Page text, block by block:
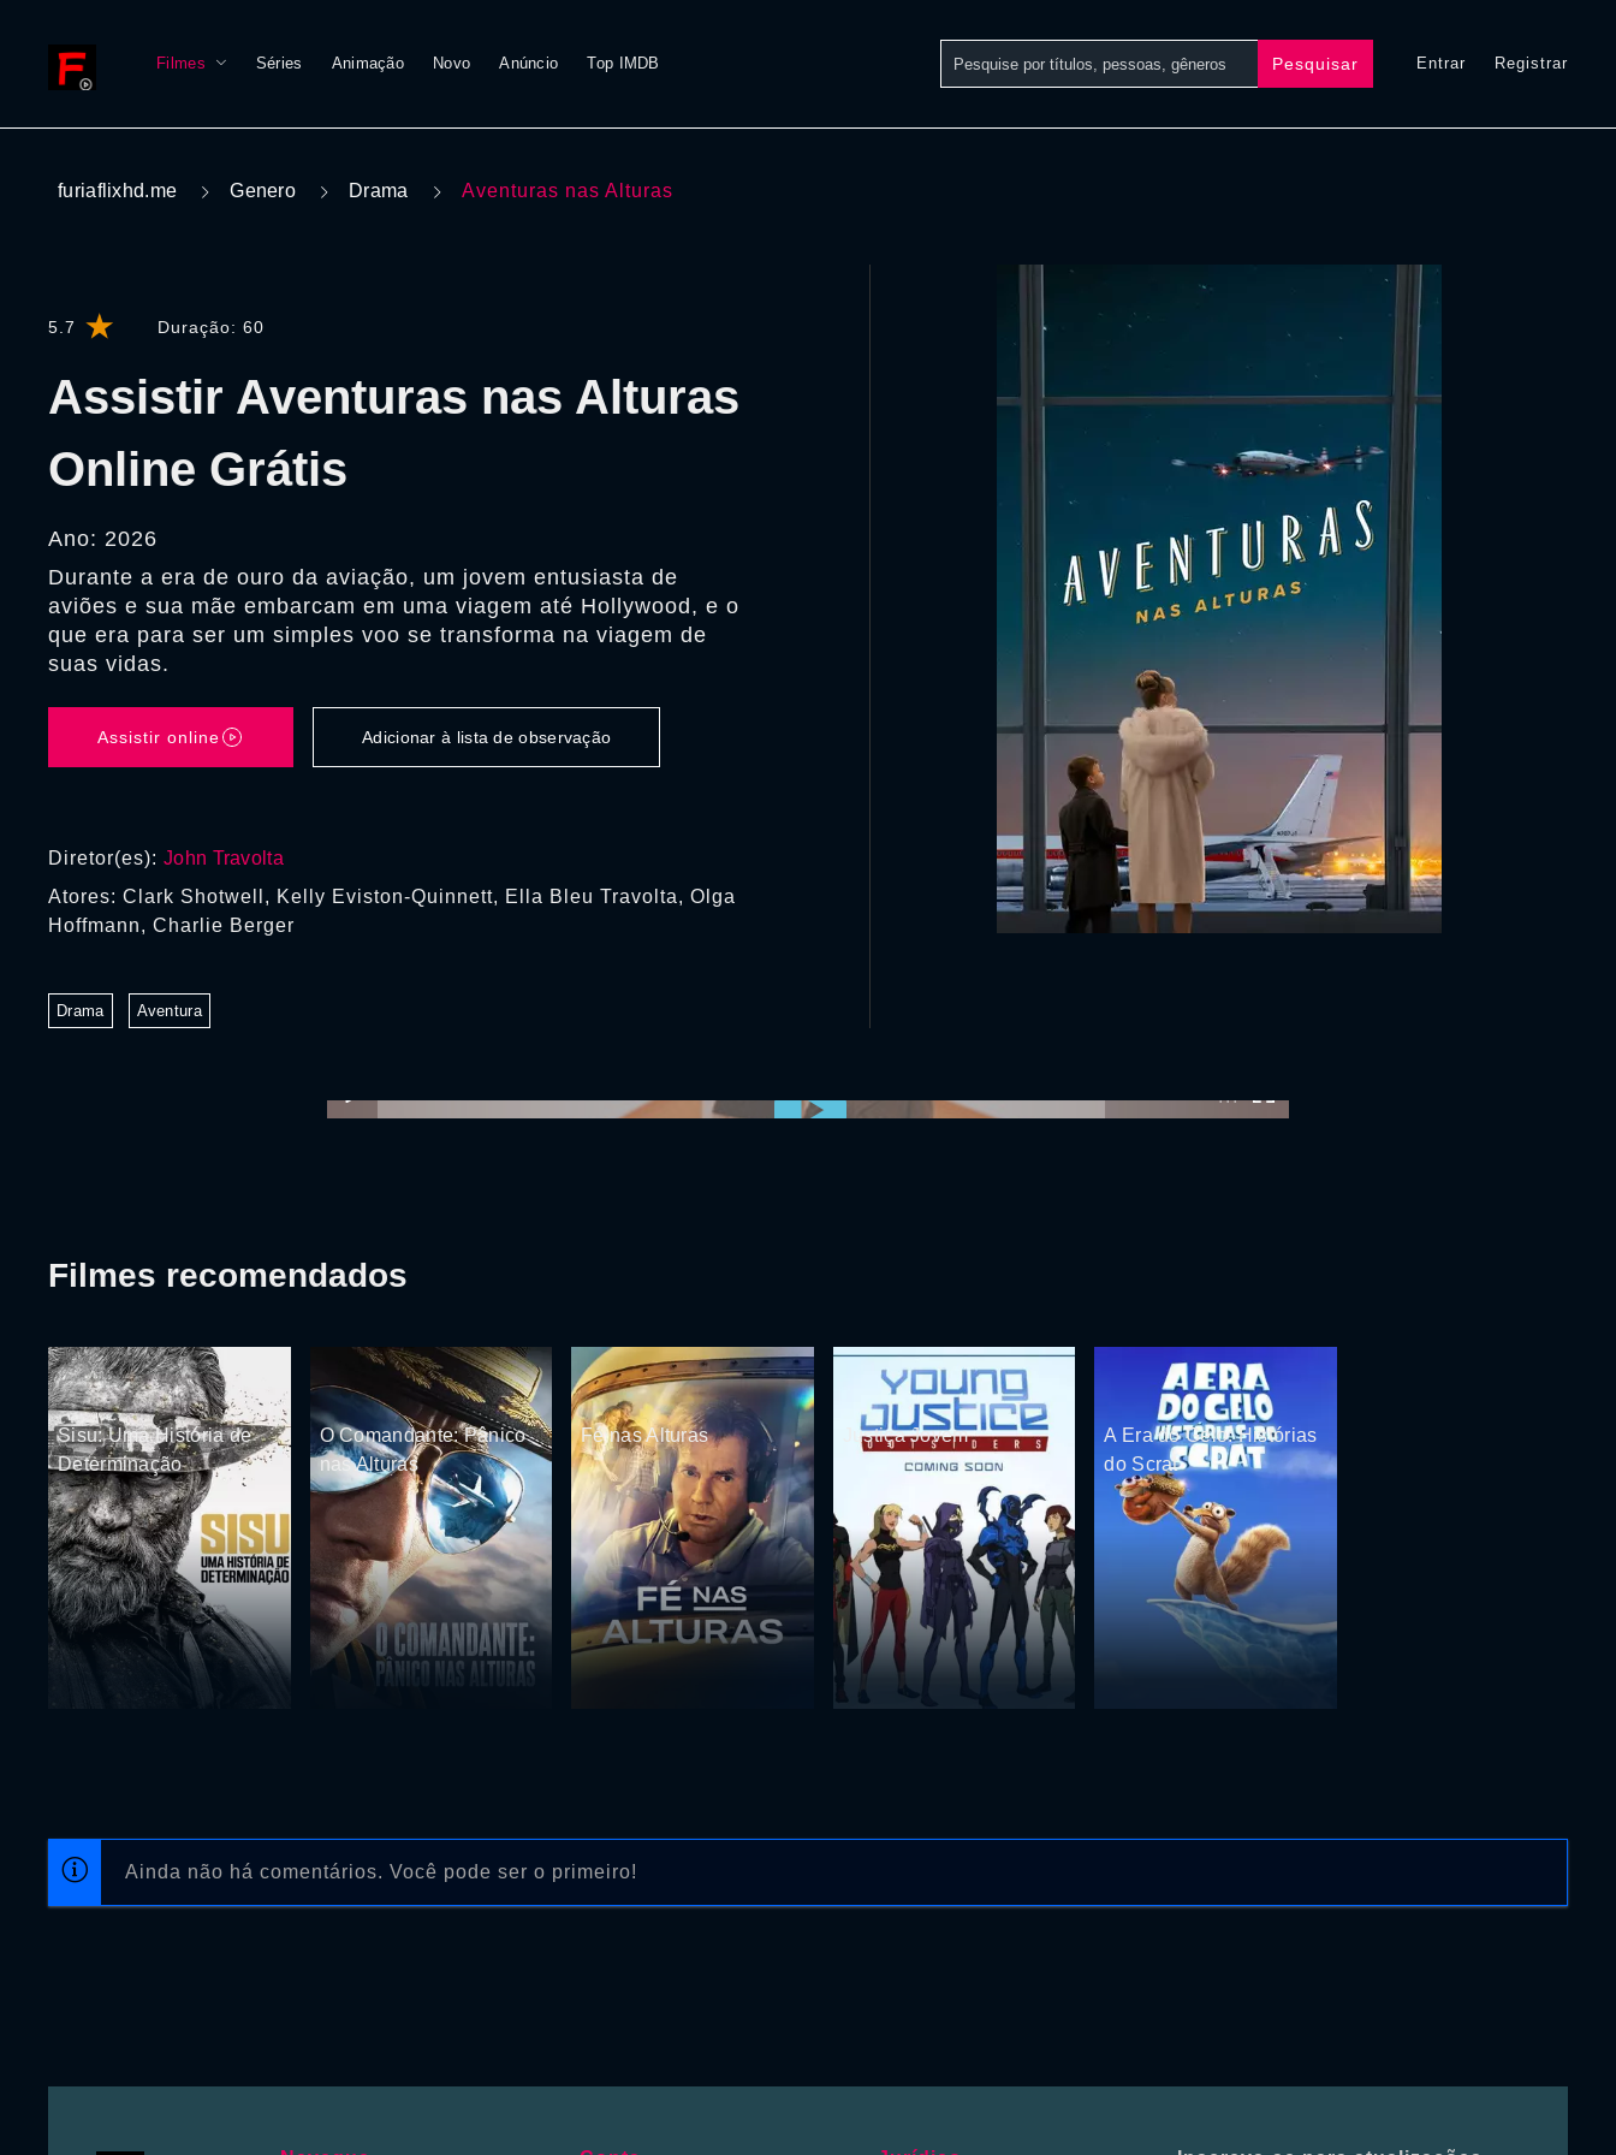
Filmes Séries Animação Novo Anúncio Top IMDB Pesquisar Entrar Registrar
furiaflixhd.me Genero Drama Aventuras nas Alturas
5.7 Duração: 60
Assistir Aventuras nas Alturas
Online Grátis
Ano: 2026
Durante a era de ouro da aviação, um jovem entusiasta de
aviões e sua mãe embarcam em uma viagem até Hollywood, e o
que era para ser um simples voo se transforma na viagem de
suas vidas.
Assistir online Adicionar à lista de observação
Diretor(es): John Travolta
Atores: Clark Shotwell, Kelly Eviston-Quinnett, Ella Bleu Travolta, Olga
Hoffmann, Charlie Berger
Drama Aventura
Ainda não há comentários. Você pode ser o primeiro!
Filmes recomendados
Sisu: Uma História de
Determinação
O Comandante: Pânico
nas Alturas
Fé nas Alturas Justiça Jovem
A Era do Gelo: Histórias
do Scrat